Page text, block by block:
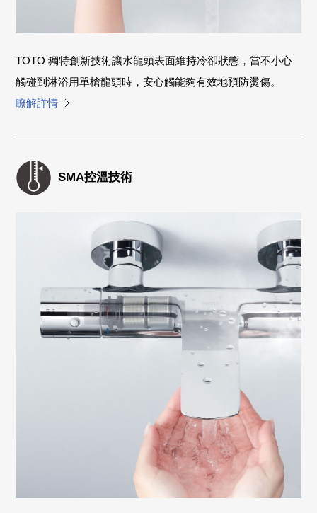
TOTO 獨特創新技術讓水龍頭表面維持冷卻狀態，當不小心
觸碰到淋浴用單槍龍頭時，安心觸能夠有效地預防燙傷。
瞭解詳情
SMA控溫技術